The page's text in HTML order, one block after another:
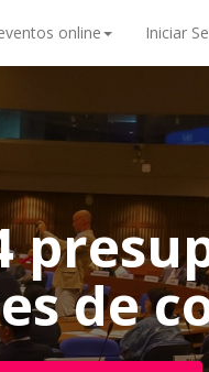
online Iniciar
de